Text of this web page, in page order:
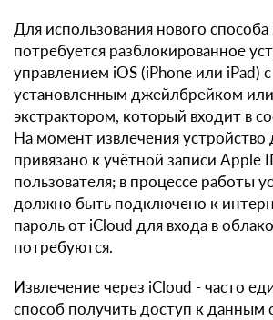
Для использования нового способа
потребуется разблокированное
управлением iOS (iPhone или iPad) с
установленным джейлбрейком
экстрактором, который входит в
На момент извлечения
привязано к учётной записи Apple
пользователя; в процессе работы
должно быть подключено к
пароль от iCloud для входа в
потребуются.
Извлечение через iCloud - часто
способ получить доступ к данным